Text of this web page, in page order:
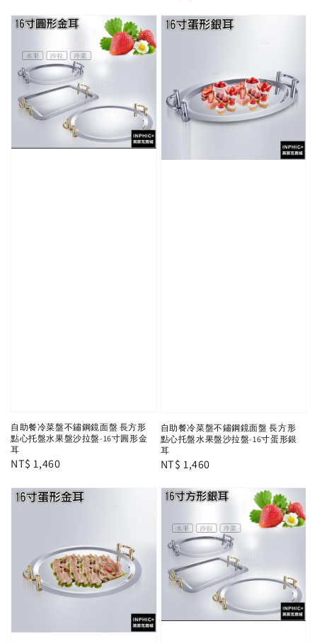
自助餐冷菜盤不鏽鋼鏡面盤 長方形
點心托盤水果盤沙拉盤-16寸圓形金
耳
Regular
NT$ 1,460
自助餐冷菜盤不鏽鋼鏡面盤 長方形
點心托盤水果盤沙拉盤-16寸蛋形銀
耳
Regular
NT$ 1,460